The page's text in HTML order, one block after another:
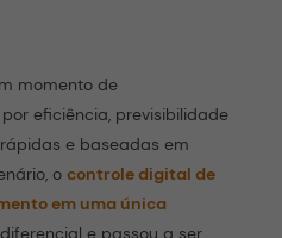
momento de
eficiência, previsibilidade
e baseadas em
ocontrole digital de
em uma única